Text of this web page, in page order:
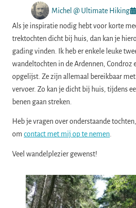
Michel @ Ultimate Hiking
Als je inspiratie nodig hebt voor korte
trektochten dicht bij huis, dan kan je
gading vinden. Ik heb er enkele leuke
wandeltochten in de Ardennen, Condroz
opgelijst. Ze zijn allemaal bereikbaar
vervoer. Zo kan je dicht bij huis, tijdens
benen gaan streken.
Heb je vragen over onderstaande
om contact met mij op te nemen.
Veel wandelplezier gewenst!